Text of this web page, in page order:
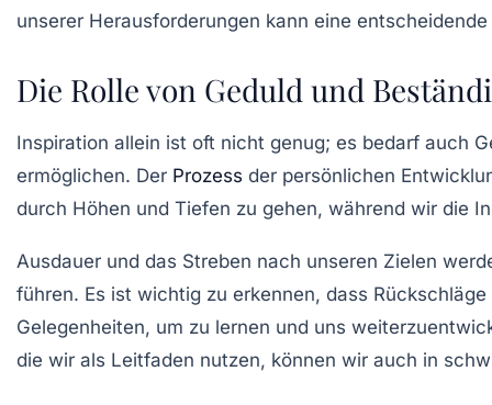
unserer Herausforderungen kann eine
Die Rolle von Geduld und
Inspiration allein ist oft nicht genug; es bedarf auch
ermöglichen. Der Prozess der persönlichen
durch Höhen und Tiefen zu gehen, während wir die
Ausdauer und das Streben nach unseren Zielen
führen. Es ist wichtig zu erkennen, dass
Gelegenheiten, um zu lernen und uns
die wir als Leitfaden nutzen, können wir auch in